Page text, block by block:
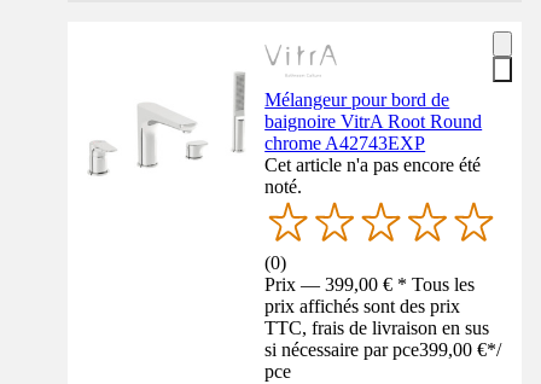
Mélangeur pour bord de
baignoire VitrA Root Round
chrome A42743EXP
Cet article n'a pas encore été
noté.
(0)
Prix — 399,00 € * Tous les
prix affichés sont des prix
TTC, frais de livraison en sus
si nécessaire par pce399,00 €*/
pce